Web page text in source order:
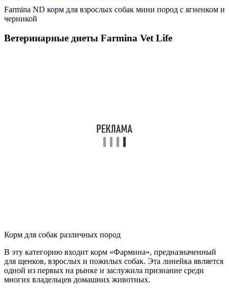
Farmina ND корм для взрослых собак мини пород с ягненком и
черникой
Ветеринарные диеты Farmina Vet Life
Корм для собак различных пород
В эту категорию входит корм «Фармина», предназначенный
для щенков, взрослых и пожилых собак. Эта линейка является
одной из первых на рынке и заслужила признание среди
многих владельцев домашних животных.